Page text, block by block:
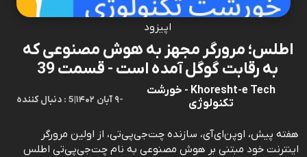
اپیزود
اطلس؛ مرورگر مجهز به هوش مصنوعی که
به رقابت گوگل آمده است - قسمت 39
Khoresht-e Tech - خورشت
تکنولوژی
-۹ آبان ۱۴۰۲ |5 : دنبال کننده
هفته پیش، اوپن‌ای‌آی، سازنده چت‌جی‌پی‌تی، از اولین مرورگر
اینترنت خود مبتنی بر هوش مصنوعی به نام چت‌جی‌پی‌تی اطلس